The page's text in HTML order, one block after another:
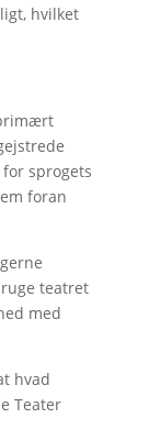
hvilket
sprogets
foran
teatret
med
hvad
Teater